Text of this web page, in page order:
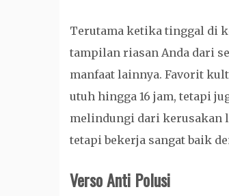
Terutama ketika tinggal di
tampilan riasan Anda dari
manfaat lainnya. Favorit
utuh hingga 16 jam, tetapi
melindungi dari kerusakan
tetapi bekerja sangat baik
Verso Anti Polusi